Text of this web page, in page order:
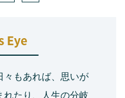
々もあれば、思いが
れたり、人生の分岐